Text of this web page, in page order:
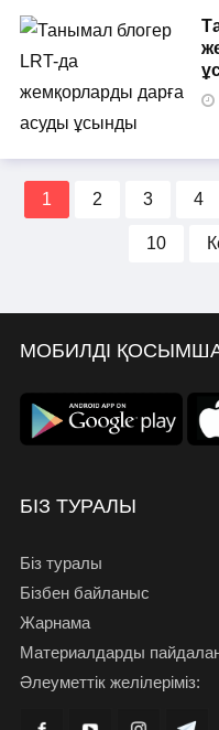
1 2 3 4
10
МОБИЛДІ
БІЗ ТУРАЛЫ
Біз туралы
Бізбен байланыс
Жарнама
Материалдарды
Әлеуметтік желілеріміз: